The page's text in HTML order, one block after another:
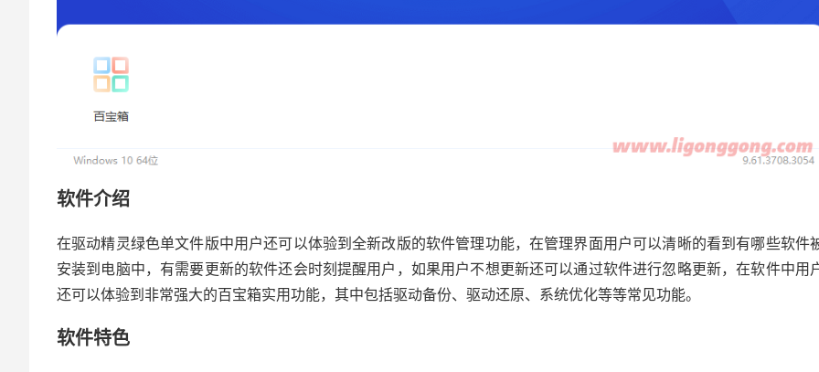
软件介绍
在驱动精灵绿色单文件版中用户还可以体验到全新改版的软件管理功能，在管理界面用户可以清晰的看到有哪些软件
安装到电脑中，有需要更新的软件还会时刻提醒用户，如果用户不想更新还可以通过软件进行忽略更新，在软件中用
还可以体验到非常强大的百宝箱实用功能，其中包括驱动备份、驱动还原、系统优化等等常见功能。
软件特色